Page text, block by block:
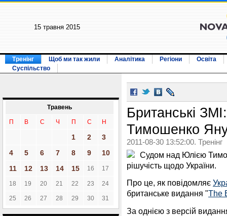
15 травня 2015
Тренінг Щоб ми так жили Аналітика Регіони
Освіта
Суспільство
Травень
П В С Ч П С Н
1 2
3
4
5 6 7 8 9
10
11
12 13 14 15 16 17
18 19 20 21 22 23 24
25 26 27 28 29 30 31
Британські
Тимошенко
2011-08-30 13:52:00. Тренінг
Судом над Юлією
рішучість щодо України.
Про це, як повідомляє
британське видання "The
За однією з версій